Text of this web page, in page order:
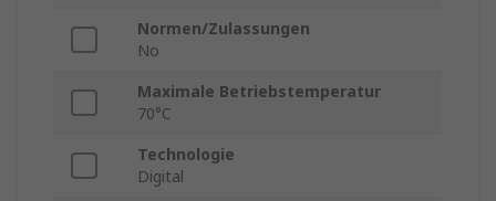
Normen/Zulassungen
No
Maximale Betriebstemperatur
70°C
Technologie
Digital